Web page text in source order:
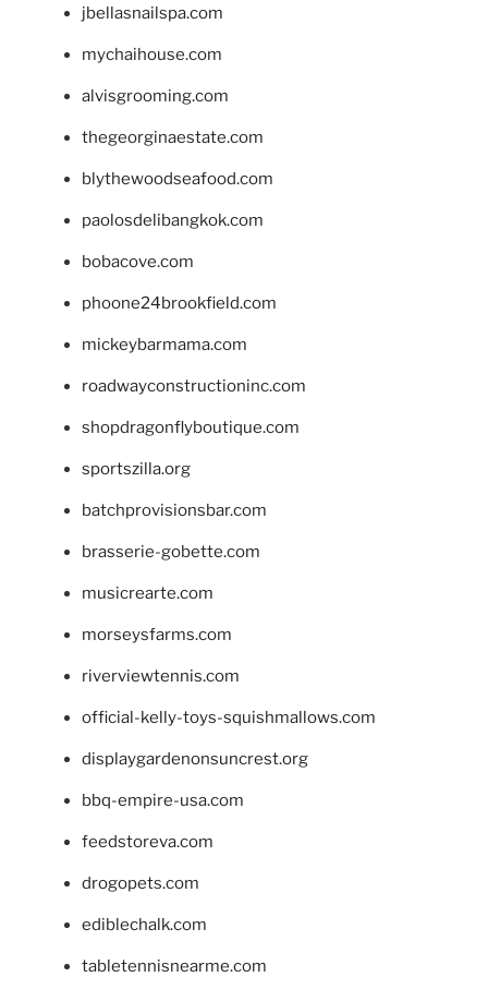
jbellasnailspa.com
mychaihouse.com
alvisgrooming.com
thegeorginaestate.com
blythewoodseafood.com
paolosdelibangkok.com
bobacove.com
phoone24brookfield.com
mickeybarmama.com
roadwayconstructioninc.com
shopdragonflyboutique.com
sportszilla.org
batchprovisionsbar.com
brasserie-gobette.com
musicrearte.com
morseysfarms.com
riverviewtennis.com
official-kelly-toys-squishmallows.com
displaygardenonsuncrest.org
bbq-empire-usa.com
feedstoreva.com
drogopets.com
ediblechalk.com
tabletennisnearme.com